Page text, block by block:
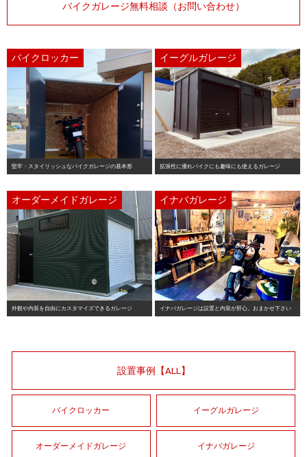
バイクガレージ無料相談（お問い合わせ）
バイクロッカー
堅牢・スタイリッシュなバイクガレージの基本形
イーグルガレージ
拡張性に優れバイクにも趣味にも使えるガレージ
オーダーメイドガレージ
外観や内装を自由にカスタマイズできるガレージ
イナバガレージ
イナバガレージは設置と内装が肝心。おまかせ下さい
設置事例【ALL】
バイクロッカー イーグルガレージ
オーダーメイドガレージ イナバガレージ